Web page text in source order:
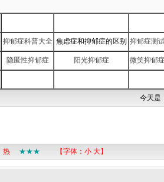
抑郁症科普大全 焦虑症和抑郁症的区别 抑郁症测
隐匿性抑郁症 阳光抑郁症 微笑抑郁
今天是
热 ★★★ 【字体： 小 大】